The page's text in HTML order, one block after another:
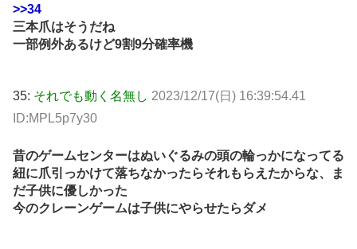
>>34
三本爪はそうだね
一部例外あるけど9割9分確率機
35: それでも動く名無し 2023/12/17(日) 16:39:54.41
ID:MPL5p7y30
昔のゲームセンターはぬいぐるみの頭の輪っかになってる
紐に爪引っかけて落ちなかったらそれもらえたからな、ま
だ子供に優しかった
今のクレーンゲームは子供にやらせたらダメ